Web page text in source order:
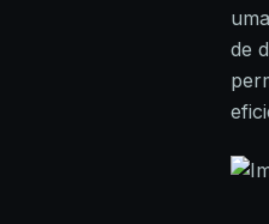
uma
de